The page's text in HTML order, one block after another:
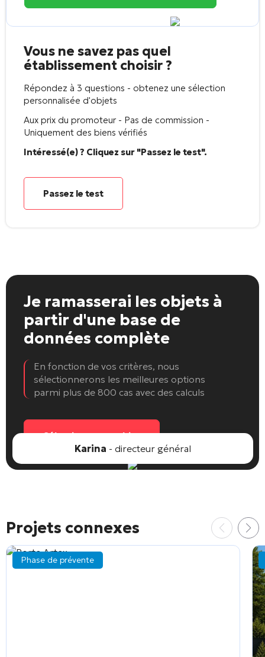
Vous ne savez pas quel
établissement choisir ?
Répondez à 3 questions - obtenez une sélection
personnalisée d'objets
Aux prix du promoteur - Pas de commission -
Uniquement des biens vérifiés
Intéressé(e) ? Cliquez sur "Passez le test".
Passez le test
Je ramasserai les objets à
partir d'une base de
données complète
En fonction de vos critères, nous
sélectionnerons les meilleures options
parmi plus de 800 cas avec des calculs
Sélectionnez un objet
Karina - directeur général
Projets connexes
Phase de prévente